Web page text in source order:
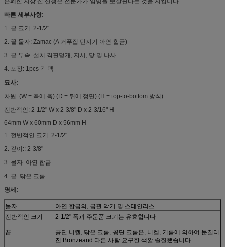
빠른 세부사항:
1. 끝 크기: 2-1/2"
2. 끝 물자: Zamac (A 거푸집 던지기 아연 합금)
3. 끝 부속: 설치 격판덮개, 지시, 닻 및 나사
4. 포장: 1pcs 각 팩
묘사:
차원: (W = 측에 측) (D = 뒤에 정면) (H = top-to-bottom 방식)
전반적인: 2-1/2" W x 2-3/8" D x 2-3/16" H
64mm W x 60mm D x 56mm H
1. 전반적인 크기: 2-1/2"
2. 깊이:: 2-3/8"
3. 물자: 아연 합금
4: 끝: 닦은 크롬
명세:
물자
아연 합금의, 금관 악기 및 스테인리스
전반적인 크기
2-1/2" 폭과 주문품 크기는 유효합니다
끝
공단 니켈, 닦은 크롬, 공단 크롬은, 니켈, 기름에 의하여 문질러
진 Bronzeand 다른 사람 요구한 색깔 솔질했습니다